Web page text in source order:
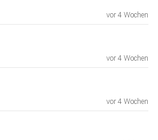
vor 4 Wochen
vor 4 Wochen
vor 4 Wochen